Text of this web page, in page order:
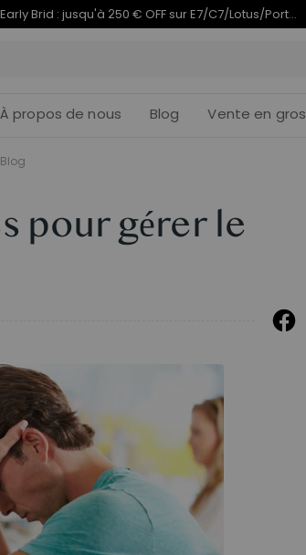
| C7 Morpher dès 579,99 € Termine en 09j 11
À propos de nous Blog Vente en gros
pour gérer le